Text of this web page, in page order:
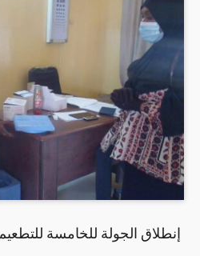
إنطلاق الجولة للخامسة